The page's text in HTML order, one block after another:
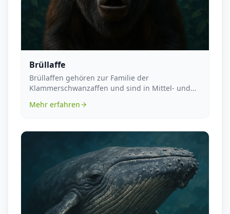
Brüllaffe
Brüllaffen gehören zur Familie der
Klammerschwanzaffen und sind in Mittel- und
Mehr erfahren